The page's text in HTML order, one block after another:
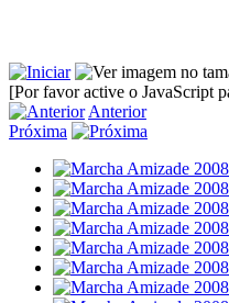
[Por favor active o JavaScript
Anterior
Próxima